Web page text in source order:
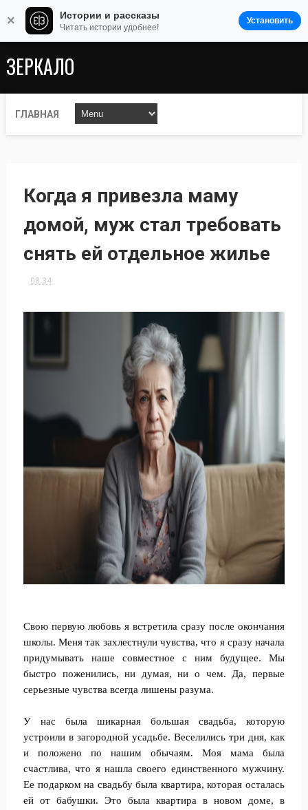
ЗЕРКАЛО
ГЛАВНАЯ
Когда я привезла маму
домой, муж стал требовать
снять ей отдельное жилье
08:34
Свою первую любовь я встретила сразу после окончания
школы. Меня так захлестнули чувства, что я сразу начала
придумывать наше совместное с ним будущее. Мы
быстро поженились, ни думая, ни о чем. Да, первые
серьезные чувства всегда лишены разума.
У нас была шикарная большая свадьба, которую
устроили в загородной усадьбе. Веселились три дня, как
и положено по нашим обычаям. Моя мама была
счастлива, что я нашла своего единственного мужчину.
Ее подарком на свадьбу была квартира, которая осталась
ей от бабушки. Это была квартира в новом доме, в
× Истории и рассказы
Читать истории удобнее!
Установить